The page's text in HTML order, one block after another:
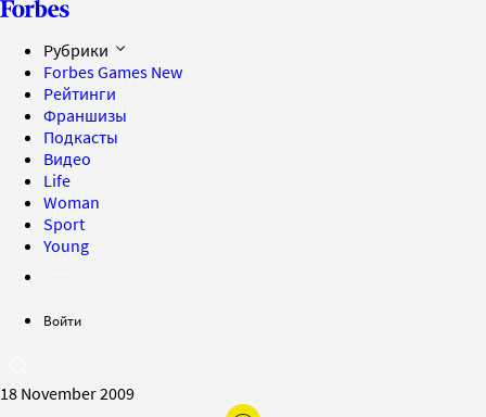
Рубрики
Forbes Games New
Рейтинги
Франшизы
Подкасты
Видео
Life
Woman
Sport
Young
Войти
18 November 2009